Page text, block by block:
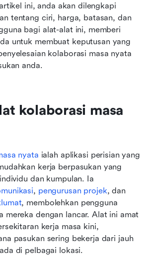
ini, anda akan dilengkapi
tentang ciri, harga, batasan, dan
bagi alat-alat ini, memberi
untuk membuat keputusan yang
kolaborasi masa nyata
anda.
kolaborasi masa
nyata ialah aplikasi perisian yang
kerja berpasukan yang
, pengurusan projek
, membolehkan pengguna
mereka dengan lancar. Alat ini amat
kerja masa kini,
pasukan sering bekerja dari jauh
di pelbagai lokasi.